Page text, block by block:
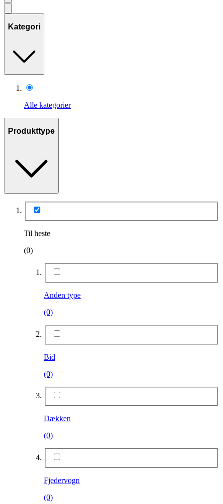
Kategori
Alle kategorier
Produkttype
Til heste
(0)
Anden type
(0)
Bid
(0)
Dækken
(0)
Fjedervogn
(0)